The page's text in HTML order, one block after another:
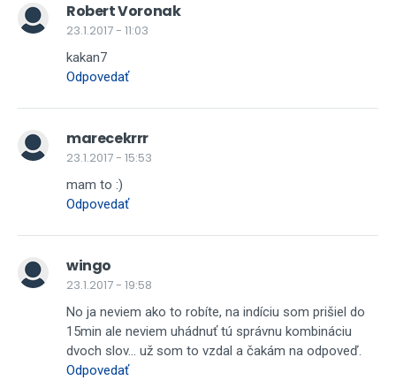
Robert Voronak
23.1.2017 - 11:03
kakan7
Odpovedať
marecekrrr
23.1.2017 - 15:53
mam to :)
Odpovedať
wingo
23.1.2017 - 19:58
No ja neviem ako to robíte, na indíciu som prišiel do
15min ale neviem uhádnuť tú správnu kombináciu
dvoch slov... už som to vzdal a čakám na odpoveď.
Odpovedať